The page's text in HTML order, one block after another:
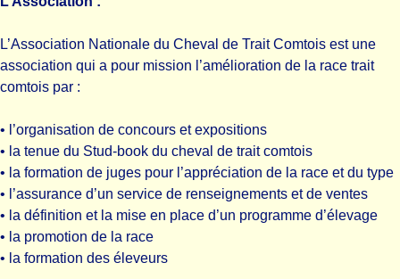
L’Association Nationale du Cheval de Trait Comtois est une
association qui a pour mission l’amélioration de la race trait
comtois par :
• l’organisation de concours et expositions
• la tenue du Stud-book du cheval de trait comtois
• la formation de juges pour l’appréciation de la race et du type
• l’assurance d’un service de renseignements et de ventes
• la définition et la mise en place d’un programme d’élevage
• la promotion de la race
• la formation des éleveurs